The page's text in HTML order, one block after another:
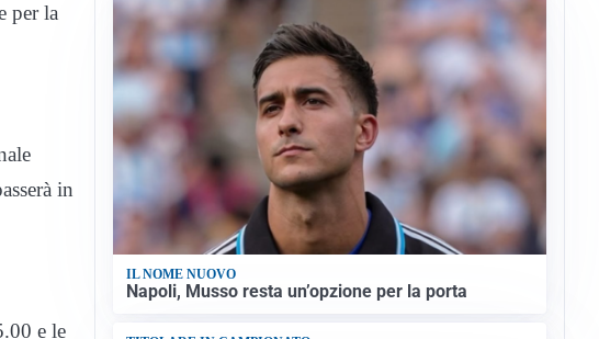
per la
in
e le
IL NOME NUOVO
Napoli, Musso resta un’opzione per la porta